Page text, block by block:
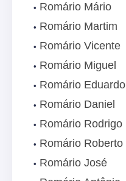
Romário Mário
Romário Martim
Romário Vicente
Romário Miguel
Romário Eduardo
Romário Daniel
Romário Rodrigo
Romário Roberto
Romário José